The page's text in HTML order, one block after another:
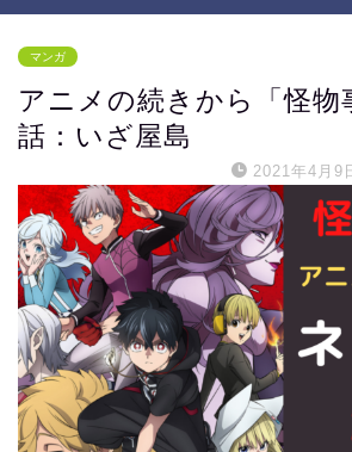
マンガ
アニメの続きから「怪物
話：いざ屋島
2021年4月9